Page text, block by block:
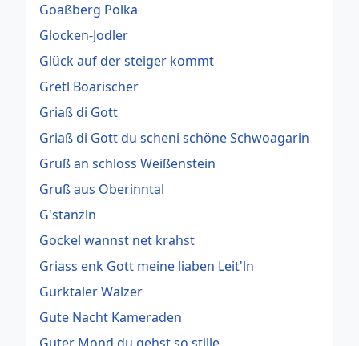
Goaßberg Polka
Glocken-Jodler
Glück auf der steiger kommt
Gretl Boarischer
Griaß di Gott
Griaß di Gott du scheni schöne Schwoagarin
Gruß an schloss Weißenstein
Gruß aus Oberinntal
G'stanzln
Gockel wannst net krahst
Griass enk Gott meine liaben Leit'ln
Gurktaler Walzer
Gute Nacht Kameraden